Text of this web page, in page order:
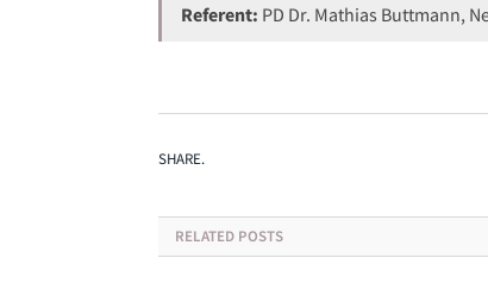
Referent: PD Dr. Mathias Buttmann,
SHARE.
RELATED POSTS